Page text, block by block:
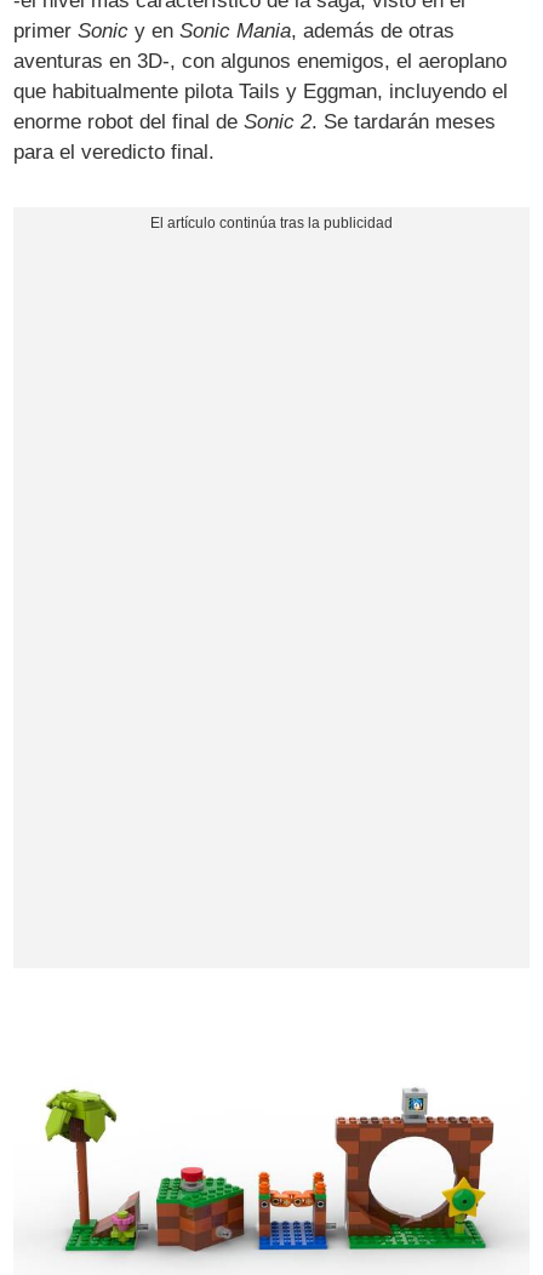
primerSonic y enSonic Mania, además de otras
aventuras en 3D-, con algunos enemigos, el aeroplano
que habitualmente pilota Tails y Eggman, incluyendo el
enorme robot del final deSonic 2. Se tardarán meses
para el veredicto final.